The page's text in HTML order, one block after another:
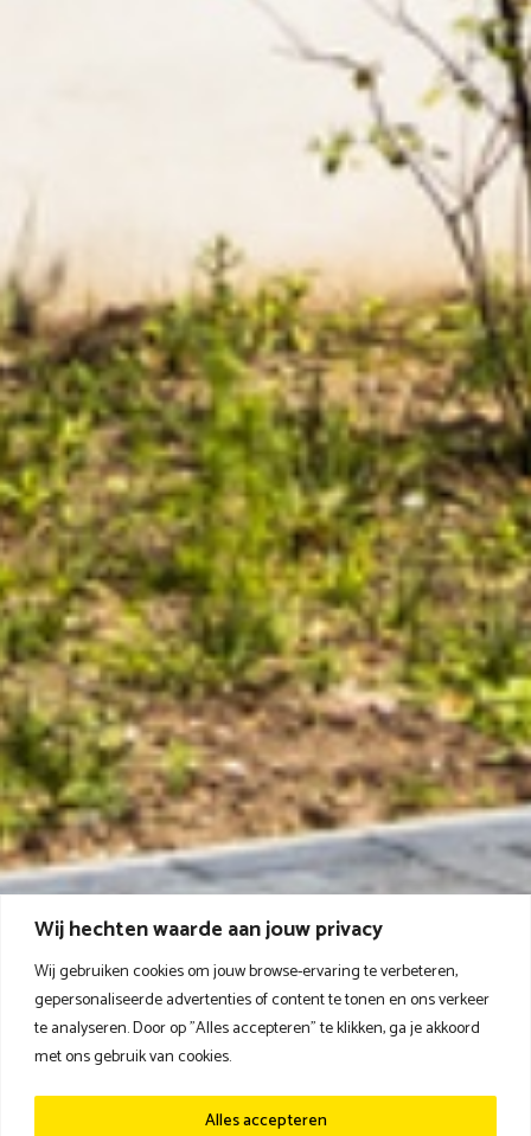
Wij hechten waarde aan jouw privacy
Wij gebruiken cookies om jouw browse-ervaring te verbeteren,
gepersonaliseerde advertenties of content te tonen en ons verkeer
te analyseren. Door op "Alles accepteren" te klikken, ga je akkoord
met ons gebruik van cookies.
Alles accepteren